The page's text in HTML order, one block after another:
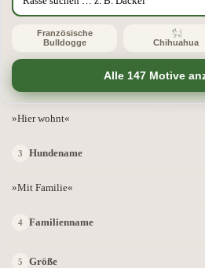
Französische
Bulldogge
Chihuahua
Alle 147 Motive
»Hier wohnt«
Hundename
»Mit Familie«
Familienname
Größe